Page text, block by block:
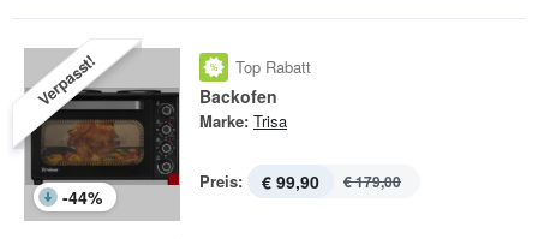
Verpasst!
-44%
Top Rabatt
Backofen
Marke: Trisa
Preis: € 99,90 € 179,00